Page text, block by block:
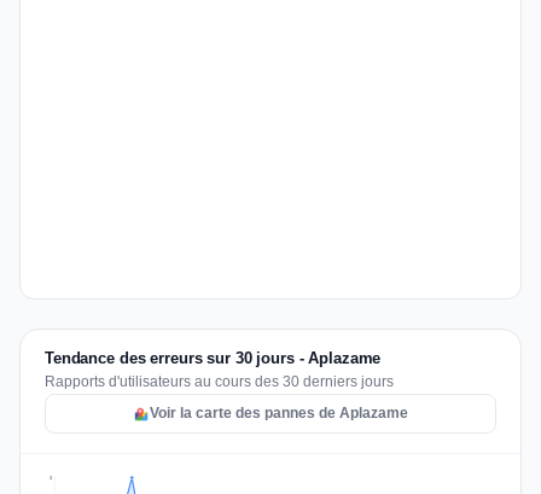
Tendance des erreurs sur 30 jours - Aplazame
Rapports d'utilisateurs au cours des 30 derniers jours
Voir la carte des pannes de Aplazame
3